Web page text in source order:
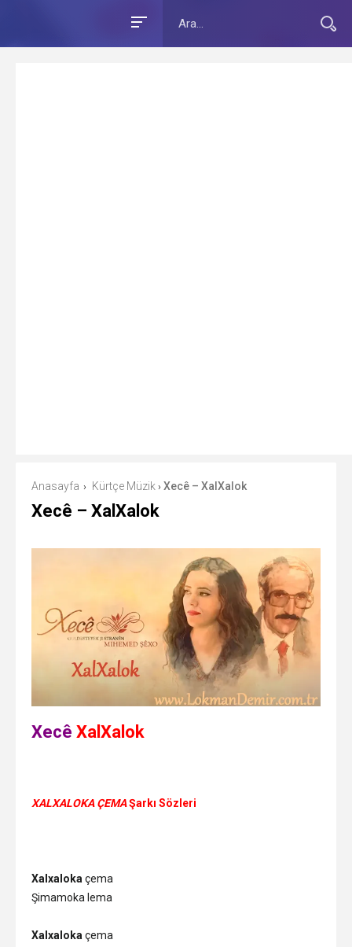
Anasayfa › Kürtçe Müzik › Xecê – XalXalok
Xecê – XalXalok
Xecê XalXalok
XALXALOKA ÇEMAŞarkı Sözleri
Xalxalokaçema
Şimamoka lema
Xalxalokaçema